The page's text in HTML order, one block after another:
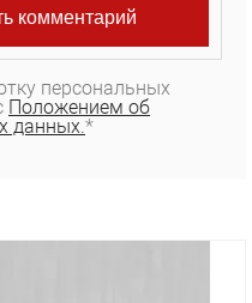
персональных
Положением об
данных.*